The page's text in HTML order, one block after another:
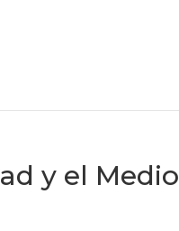
y el Medio